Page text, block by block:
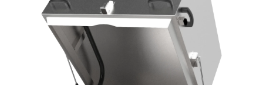
Contacto
DOWNLOAD NEWEST CATALOG